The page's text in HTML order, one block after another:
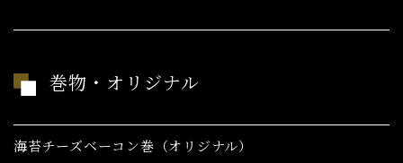
巻物・オリジナル
海苔チーズベーコン巻（オリジナル）